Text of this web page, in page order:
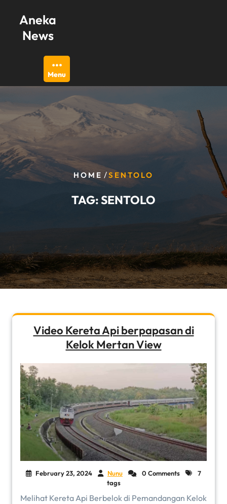
content
Aneka
News
Menu
HOME /SENTOLO
TAG:SENTOLO
Video Kereta Api berpapasan di
Kelok Mertan View
February 23, 2024 Nunu 0 Comments
7
tags
Melihat Kereta Api Berbelok di Pemandangan Kelok